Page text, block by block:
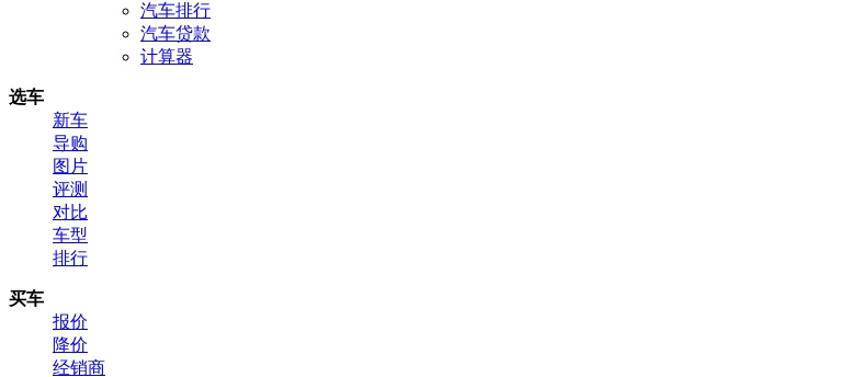
汽车排行
汽车贷款
计算器
选车
新车
导购
图片
评测
对比
车型
排行
买车
报价
降价
经销商